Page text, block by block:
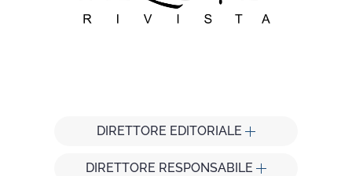
DIRETTORE EDITORIALE
DIRETTORE RESPONSABILE